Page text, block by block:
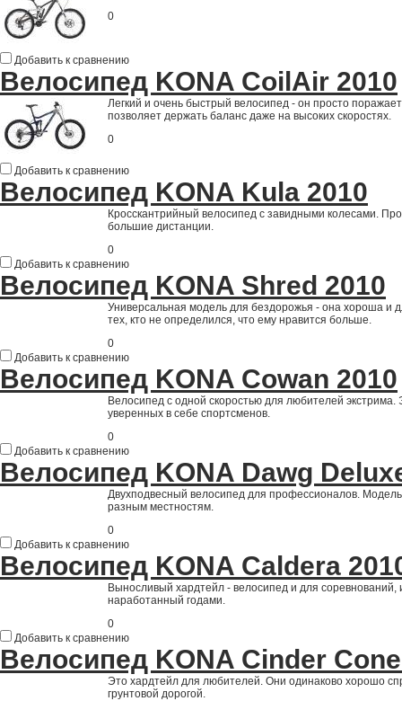
0
Добавить к сравнению
Велосипед KONA CoilAir 2010
Легкий и очень быстрый велосипед - он просто
позволяет держать баланс даже на высоких скоростях.
0
Добавить к сравнению
Велосипед KONA Kula 2010
Кросскантрийный велосипед с завидными колесами.
большие дистанции.
0
Добавить к сравнению
Велосипед KONA Shred 2010
Универсальная модель для бездорожья - она хороша и
тех, кто не определился, что ему нравится больше.
0
Добавить к сравнению
Велосипед KONA Cowan 2010
Велосипед с одной скоростью для любителей
уверенных в себе спортсменов.
0
Добавить к сравнению
Велосипед KONA Dawg
Двухподвесный велосипед для профессионалов.
разным местностям.
0
Добавить к сравнению
Велосипед KONA Caldera
Выносливый хардтейл - велосипед и для соревнований,
наработанный годами.
0
Добавить к сравнению
Велосипед KONA Cinder
Это хардтейл для любителей. Они одинаково хорошо
грунтовой дорогой.